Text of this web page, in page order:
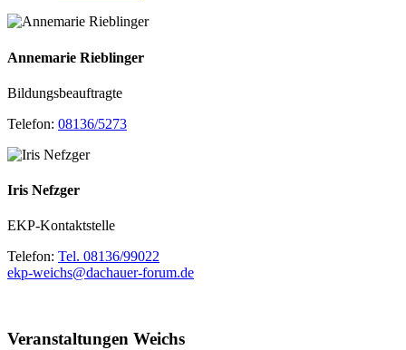
Annemarie Rieblinger
Bildungsbeauftragte
Telefon: 08136/5273
Iris Nefzger
EKP-Kontaktstelle
Telefon: Tel. 08136/99022
ekp-weichs@dachauer-forum.de
Veranstaltungen Weichs